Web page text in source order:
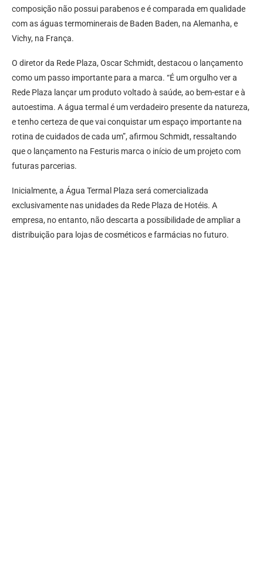
composição não possui parabenos e é comparada em qualidade
com as águas termominerais de Baden Baden, na Alemanha, e
Vichy, na França.
O diretor da Rede Plaza, Oscar Schmidt, destacou o lançamento
como um passo importante para a marca. “É um orgulho ver a
Rede Plaza lançar um produto voltado à saúde, ao bem-estar e à
autoestima. A água termal é um verdadeiro presente da natureza,
e tenho certeza de que vai conquistar um espaço importante na
rotina de cuidados de cada um”, afirmou Schmidt, ressaltando
que o lançamento na Festuris marca o início de um projeto com
futuras parcerias.
Inicialmente, a Água Termal Plaza será comercializada
exclusivamente nas unidades da Rede Plaza de Hotéis. A
empresa, no entanto, não descarta a possibilidade de ampliar a
distribuição para lojas de cosméticos e farmácias no futuro.